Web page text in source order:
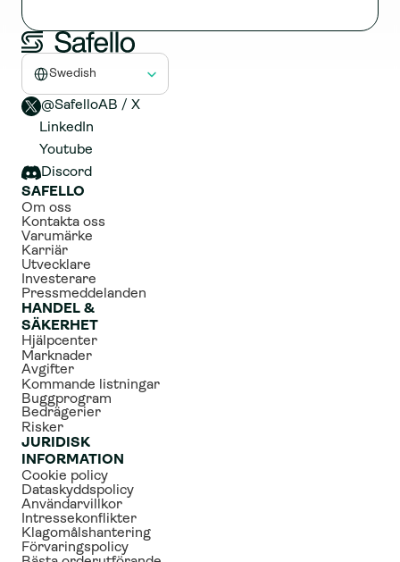
Select Language
Swedish
@SafelloAB / X
LinkedIn
Youtube
Discord
SAFELLO
Om oss
Kontakta oss
Varumärke
Karriär
Utvecklare
Investerare
Pressmeddelanden
HANDEL &
SÄKERHET
Hjälpcenter
Marknader
Avgifter
Kommande listningar
Buggprogram
Bedrägerier
Risker
JURIDISK
INFORMATION
Cookie policy
Dataskyddspolicy
Användarvillkor
Intressekonflikter
Klagomålshantering
Förvaringspolicy